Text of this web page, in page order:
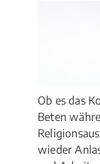
Ob es das
Beten
wieder